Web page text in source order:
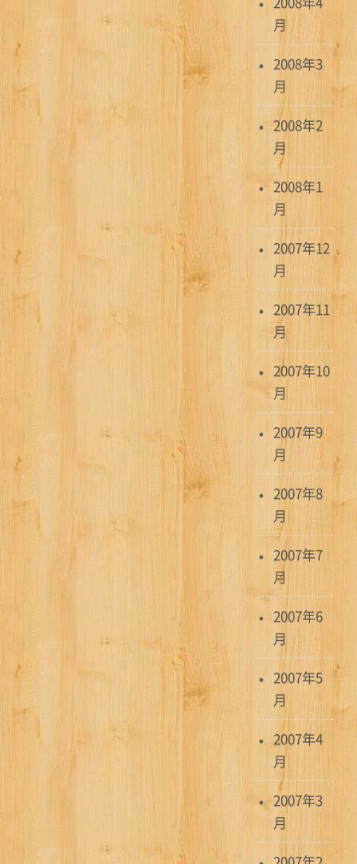
月
2008年3
月
2008年2
月
2008年1
月
2007年12
月
2007年11
月
2007年10
月
2007年9
月
2007年8
月
2007年7
月
2007年6
月
2007年5
月
2007年4
月
2007年3
月